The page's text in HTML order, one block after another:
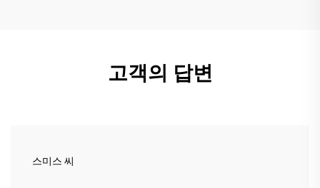
고객의 답변
스미스 씨